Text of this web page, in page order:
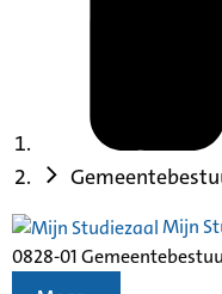
Mijn
0828-01